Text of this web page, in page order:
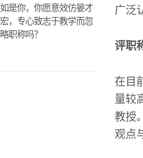
如是你，你愿意效仿晏才
宏，专心致志于教学而忽
略职称吗？
广泛
评职
在目
量较
教授
观点